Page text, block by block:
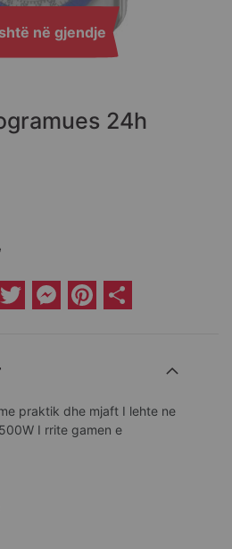
në gjendje
24h
Twitter Messenger
Pinterest
praktik dhe mjaft I lehte ne
I rrite gamen e